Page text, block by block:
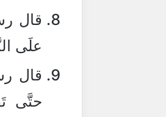
قال
علَى
قال
حتَّى